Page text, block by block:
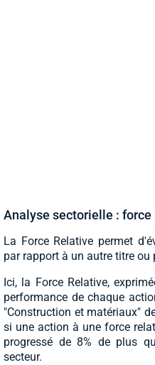
Analyse sectorielle : force
La Force Relative permet
par rapport à un autre titre ou
Ici, la Force Relative,
performance de chaque
"Construction et matériaux"
si une action à une force
progressé de 8% de plus
secteur.